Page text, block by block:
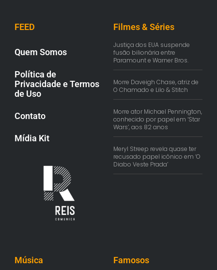
FEED
Quem Somos
Política de
Privacidade e Termos
de Uso
Contato
Mídia Kit
Filmes & Séries
Justiça dos EUA suspende
fusão bilionária entre
Paramount e Warner Bros.
Morre Daveigh Chase, atriz de
O Chamado e Lilo & Stitch
Morre ator Michael Pennington,
conhecido por papel em ‘Star
Wars’, aos 82 anos
Meryl Streep revela quase ter
recusado papel icônico em ‘O
Diabo Veste Prada’
Música Famosos